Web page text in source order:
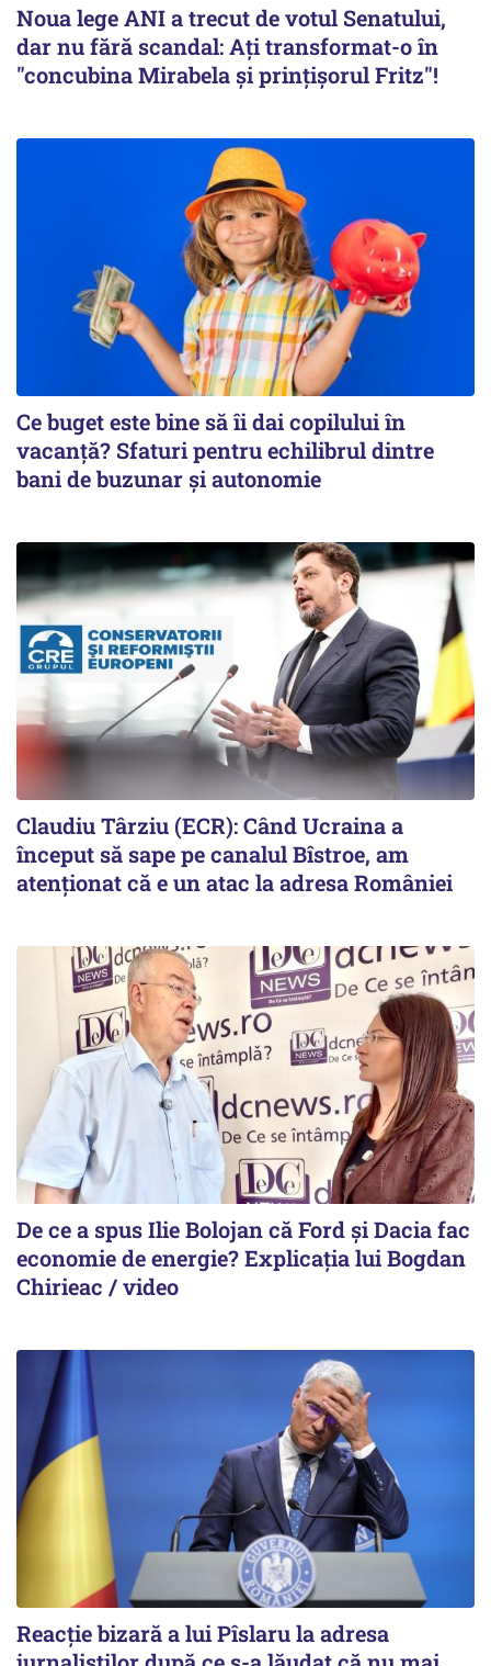
Noua lege ANI a trecut de votul Senatului,
dar nu fără scandal: Ați transformat-o în
"concubina Mirabela şi prinţişorul Fritz"!
Ce buget este bine să îi dai copilului în
vacanță? Sfaturi pentru echilibrul dintre
bani de buzunar și autonomie
Claudiu Târziu (ECR): Când Ucraina a
început să sape pe canalul Bîstroe, am
atenționat că e un atac la adresa României
De ce a spus Ilie Bolojan că Ford și Dacia fac
economie de energie? Explicația lui Bogdan
Chirieac / video
Reacție bizară a lui Pîslaru la adresa